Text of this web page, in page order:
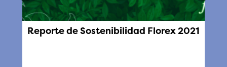
Reporte de Sostenibilidad Florex 2021